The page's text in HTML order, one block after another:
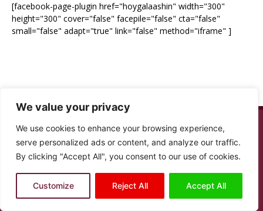
We value your privacy
We use cookies to enhance your browsing experience,
serve personalized ads or content, and analyze our traffic.
By clicking "Accept All", you consent to our use of cookies.
Customize Reject All Accept All
[facebook-page-plugin href="hoygalaashin" width="300"
height="300" cover="false" facepile="false" cta="false"
small="false" adapt="true" link="false" method="iframe" ]